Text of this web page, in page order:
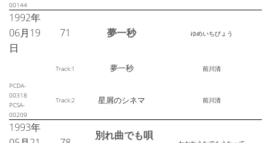
00144
1992年
06月19
日
71 夢一秒 ゆめいちびょう
Track:1 夢一秒 前川清
PCDA-
00318
PCSA-
00209
Track:2 星屑のシネマ 前川清
1993年
別れ曲でも唄